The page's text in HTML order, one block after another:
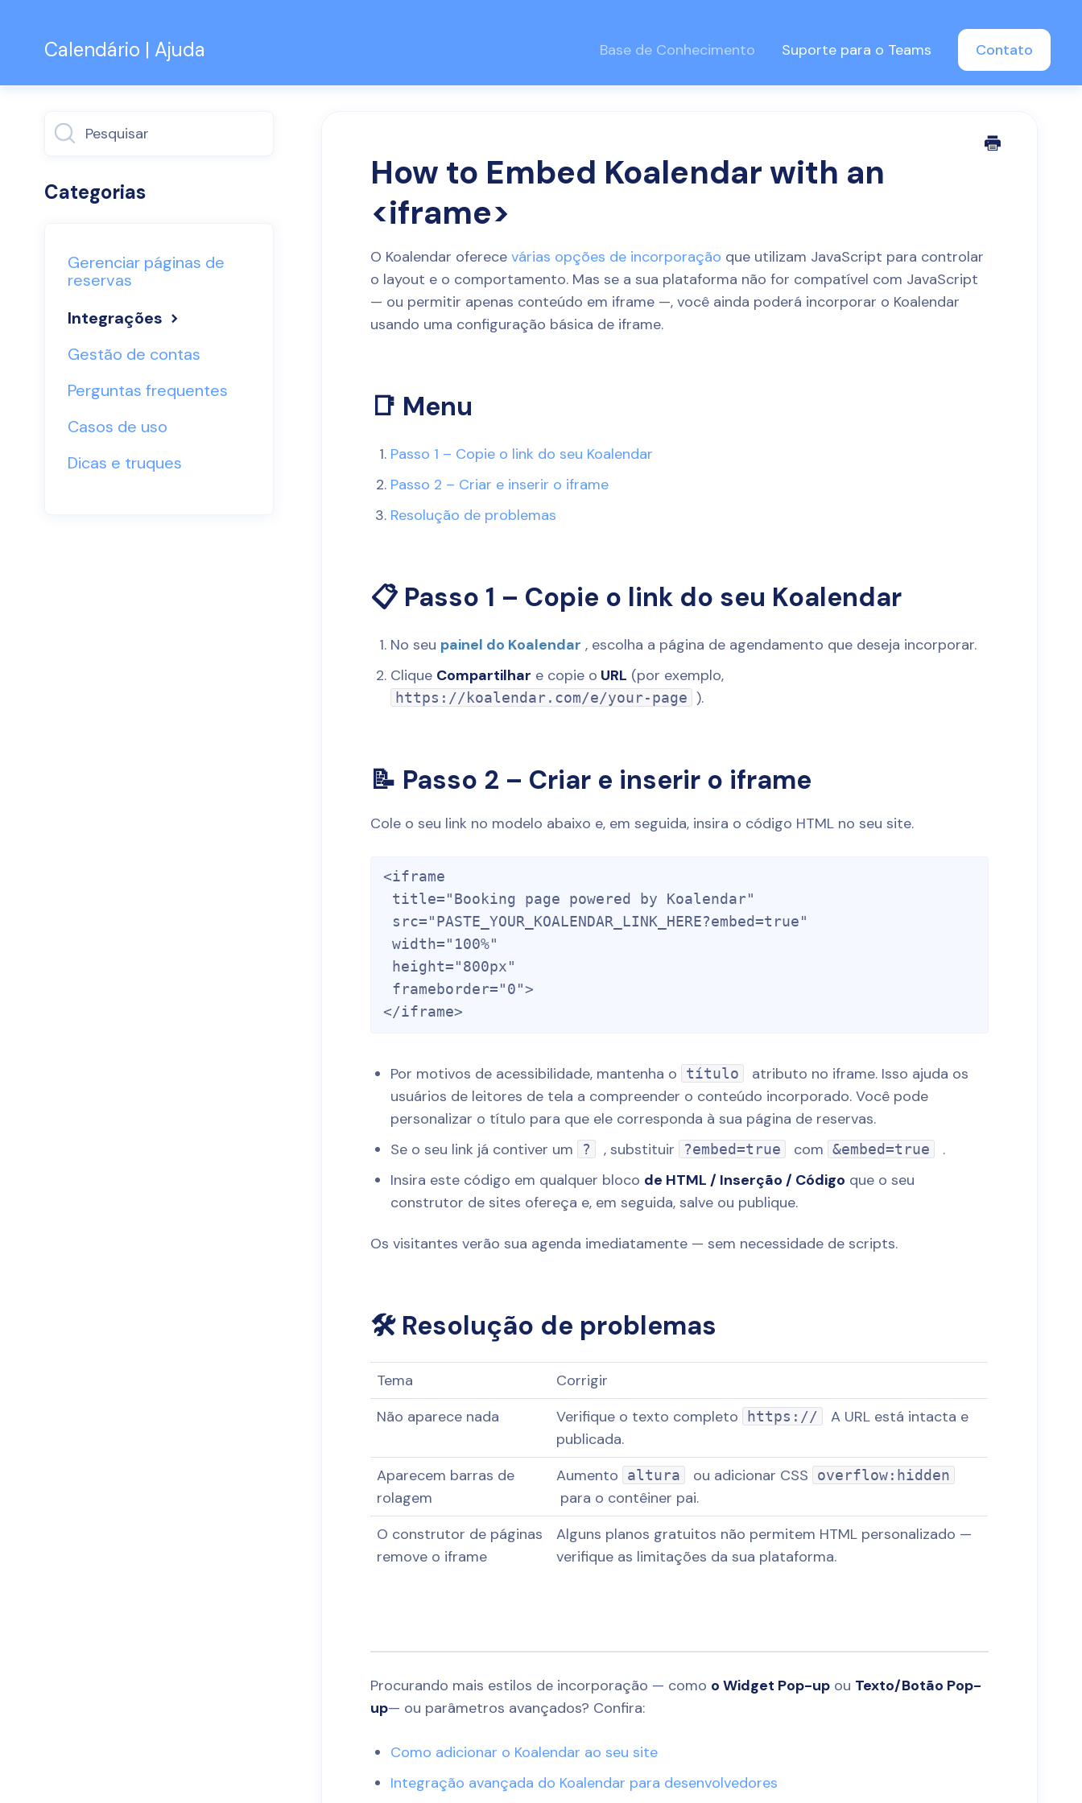
Calendário | Ajuda Base de Conhecimento Suporte para o Teams Contato
How to Embed Koalendar with an
<iframe>
O Koalendar oferecevárias opções de incorporação que utilizam JavaScript para controlar
o layout e o comportamento. Mas se a sua plataforma não for compatível com JavaScript
— ou permitir apenas conteúdo em iframe —, você ainda poderá incorporar o Koalendar
usando uma configuração básica de iframe.
📑 Menu
Passo 1 – Copie o link do seu Koalendar
Passo 2 – Criar e inserir o iframe
Resolução de problemas
📋 Passo 1 – Copie o link do seu Koalendar
No seu painel do Koalendar , escolha a página de agendamento que deseja incorporar.
Clique Compartilhar e copie o URL (por exemplo,
https://koalendar.com/e/your-page ).
📝 Passo 2 – Criar e inserir o iframe
Cole o seu link no modelo abaixo e, em seguida, insira o código HTML no seu site.
<iframe
width="100%"
Por motivos de acessibilidade, mantenha o título
atributo no iframe. Isso ajuda os
usuários de leitores de tela a compreender o conteúdo incorporado. Você pode
personalizar o título para que ele corresponda à sua página de reservas.
Se o seu link já contiver um
? , substituir ?embed=true com &embed=true
.
Insira este código em qualquer bloco de HTML / Inserção / Código que o seu
construtor de sites ofereça e, em seguida, salve ou publique.
Os visitantes verão sua agenda imediatamente — sem necessidade de scripts.
🛠️ Resolução de problemas
Tema
Corrigir
Não aparece nada
Verifique o texto completo https://
A URL está intacta e
publicada.
Aparecem barras de
rolagem
Aumento altura ou adicionar CSS overflow:hidden
para o contêiner pai.
O construtor de páginas
remove o iframe
Alguns planos gratuitos não permitem HTML personalizado —
verifique as limitações da sua plataforma.
Procurando mais estilos de incorporação — como o Widget Pop-up ou Texto/Botão Pop-
up— ou parâmetros avançados? Confira:
Como adicionar o Koalendar ao seu site
Integração avançada do Koalendar para desenvolvedores
Categorias
Gerenciar páginas de
reservas
Integrações
Gestão de contas
Perguntas frequentes
Casos de uso
Dicas e truques